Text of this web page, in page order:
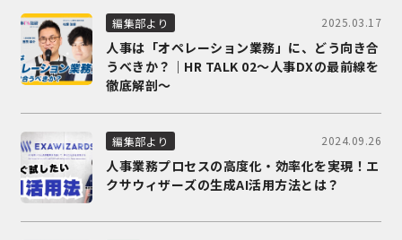
編集部より 2025.03.17
人事は「オペレーション業務」に、どう向き合
うべきか？｜HR TALK 02～人事DXの最前線を
徹底解剖～
編集部より 2024.09.26
人事業務プロセスの高度化・効率化を実現！エ
クサウィザーズの生成AI活用方法とは？